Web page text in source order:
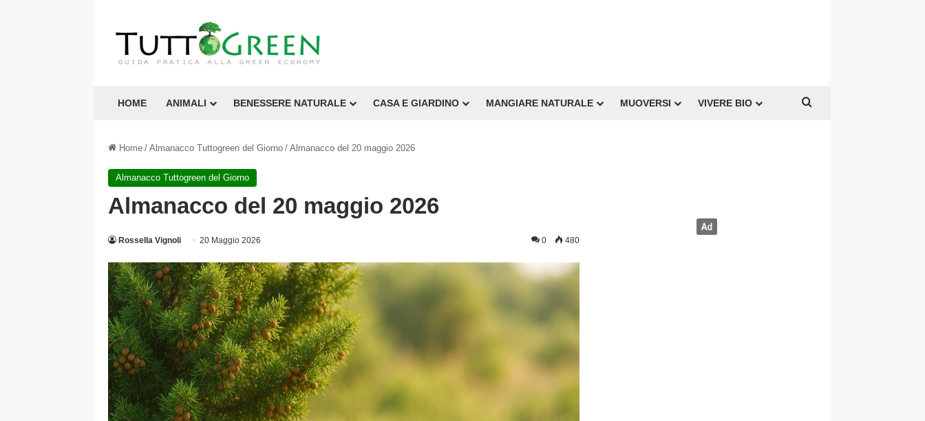
HOME ANIMALI BENESSERE NATURALE CASA E GIARDINO MANGIARE NATURALE MUOVERSI VIVERE BIO
Home / Almanacco Tuttogreen del Giorno / Almanacco del 20 maggio 2026
Almanacco Tuttogreen del Giorno
Almanacco del 20 maggio 2026
Rossella Vignoli 20 Maggio 2026 0 480